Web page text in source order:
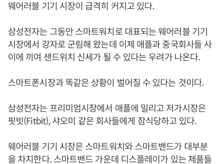
웨어러블 기기 시장이 급격히 커지고 있다.
삼성전자는 그동안 스마트워치로 대표되는 웨어러블 기기
시장에서 강자로 군림해 왔는데 이제 애플과 중국회사들 사
이에 끼여 샌드위치 신세가 될 수 있다는 우려가 나온다.
스마트폰시장과 똑같은 상황이 벌어질 수 있다는 것이다.
삼성전자는 프리미엄시장에서 애플에 밀리고 저가시장은
핏빗(Fitbit), 샤오미 같은 회사들에게 잠식당하고 있다.
웨어러블 기기 시장은 스마트워치와 스마트밴드가 대부분
을 차지한다. 스마트밴드 가운데 디스플레이가 있는 제품들